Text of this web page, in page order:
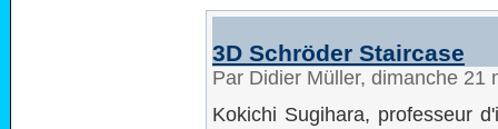
3D Schröder Staircase
Par Didier Müller, dimanche 21
Kokichi Sugihara, professeur